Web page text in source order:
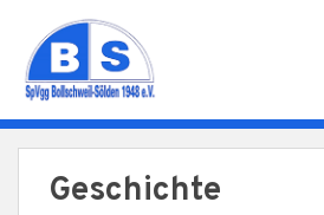
Geschichte